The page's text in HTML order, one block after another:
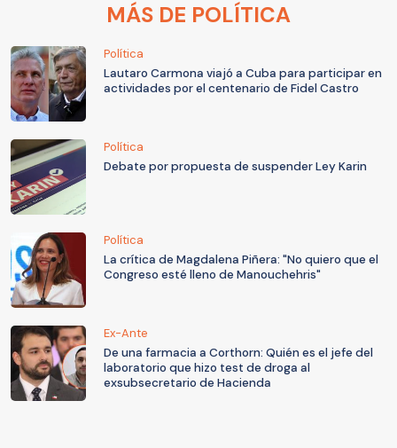
MÁS DE POLÍTICA
Política
Lautaro Carmona viajó a Cuba para participar en
actividades por el centenario de Fidel Castro
Política
Debate por propuesta de suspender Ley Karin
Política
La crítica de Magdalena Piñera: "No quiero que el
Congreso esté lleno de Manouchehris"
Ex-Ante
De una farmacia a Corthorn: Quién es el jefe del
laboratorio que hizo test de droga al
exsubsecretario de Hacienda